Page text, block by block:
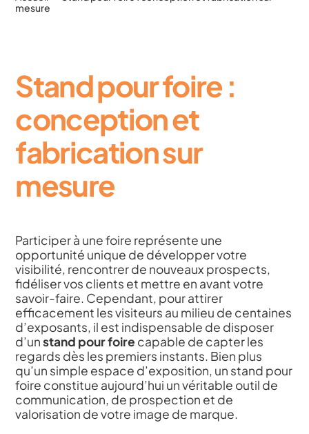
mesure
Stand pour foire :
conception et
fabrication sur
mesure
Participer à une foire représente une
opportunité unique de développer votre
visibilité, rencontrer de nouveaux prospects,
fidéliser vos clients et mettre en avant votre
savoir-faire. Cependant, pour attirer
efficacement les visiteurs au milieu de centaines
d’exposants, il est indispensable de disposer
d’unstand pour foire capable de capter les
regards dès les premiers instants. Bien plus
qu’un simple espace d’exposition, un stand pour
foire constitue aujourd’hui un véritable outil de
communication, de prospection et de
valorisation de votre image de marque.